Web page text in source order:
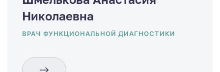
Николаевна
ВРАЧ ФУНКЦИОНАЛЬНОЙ ДИАГНОСТИКИ